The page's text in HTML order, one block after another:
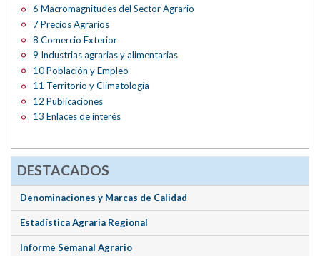
6 Macromagnitudes del Sector Agrario
7 Precios Agrarios
8 Comercio Exterior
9 Industrias agrarias y alimentarias
10 Población y Empleo
11 Territorio y Climatología
12 Publicaciones
13 Enlaces de interés
DESTACADOS
Denominaciones y Marcas de Calidad
Estadística Agraria Regional
Informe Semanal Agrario